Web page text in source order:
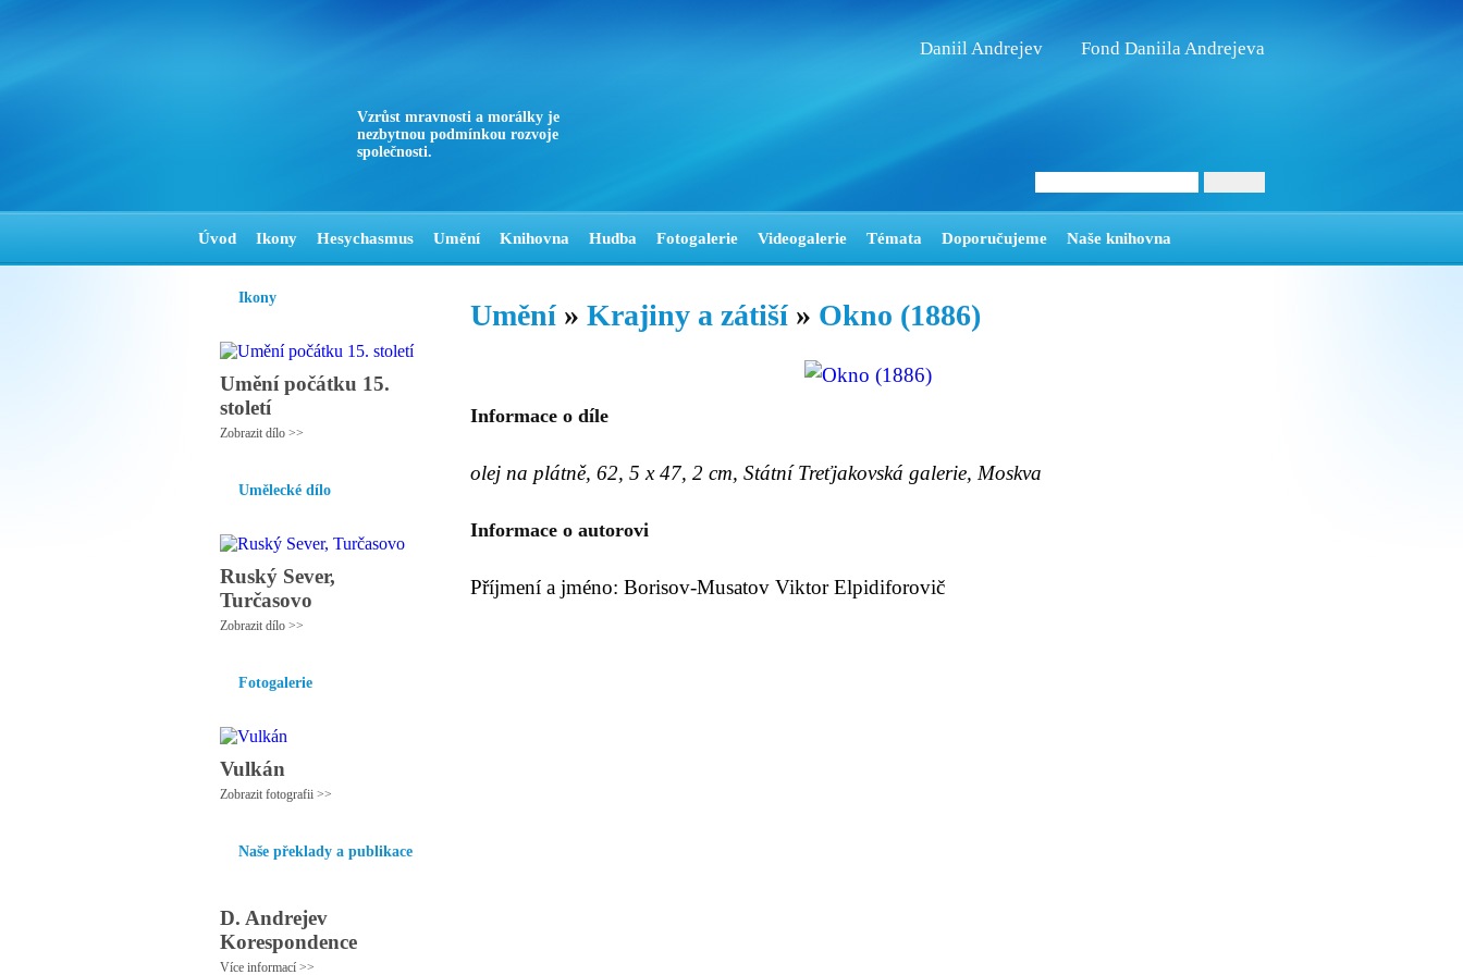
Vzrůst mravnosti a morálky je
nezbytnou podmínkou rozvoje
společnosti.
Daniil Andrejev Fond Daniila Andrejeva
Úvod Ikony Hesychasmus Umění Knihovna Hudba Fotogalerie Videogalerie Témata Doporučujeme Naše knihovna
Ikony
Umění počátku 15.
století
Zobrazit dílo >>
Umělecké dílo
Ruský Sever,
Turčasovo
Zobrazit dílo >>
Fotogalerie
Vulkán
Zobrazit fotografii >>
Naše překlady a publikace
D. Andrejev
Korespondence
Více informací >>
Umění » Krajiny a zátiší » Okno (1886)
Informace o díle
olej na plátně, 62, 5 x 47, 2 cm, Státní Treťjakovská galerie, Moskva
Informace o autorovi
Příjmení a jméno: Borisov-Musatov Viktor Elpidiforovič